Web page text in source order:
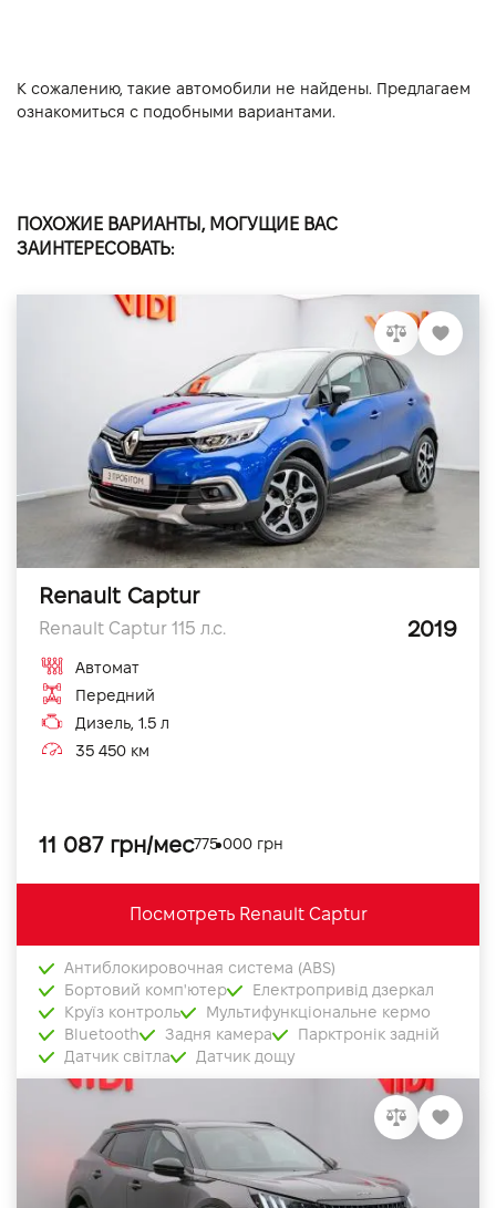
К сожалению, такие автомобили не найдены. Предлагаем
ознакомиться с подобными вариантами.
ПОХОЖИЕ ВАРИАНТЫ, МОГУЩИЕ ВАС
ЗАИНТЕРЕСОВАТЬ:
Renault Captur
Renault Captur 115 л.с. 2019
Автомат
Передний
Дизель, 1.5 л
35 450 км
11 087 грн/мес775 000 грн
Посмотреть Renault Captur
Антиблокировочная система (ABS)
Бортовий комп'ютер
Електропривід дзеркал
Круїз контроль
Мультифункціональне кермо
Bluetooth
Задня камера
Парктронік задній
Датчик світла
Датчик дощу